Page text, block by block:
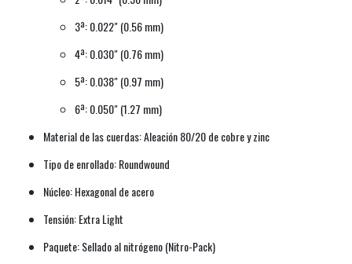
3ª: 0.022" (0.56 mm)
4ª: 0.030" (0.76 mm)
5ª: 0.038" (0.97 mm)
6ª: 0.050" (1.27 mm)
Material de las cuerdas: Aleación 80/20 de cobre y zinc
Tipo de enrollado: Roundwound
Núcleo: Hexagonal de acero
Tensión: Extra Light
Paquete: Sellado al nitrógeno (Nitro-Pack)